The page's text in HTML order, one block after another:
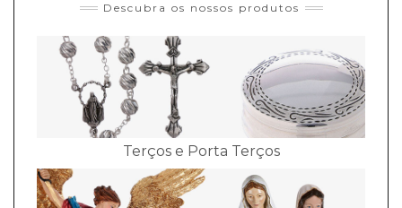
Descubra os nossos produtos
Terços e Porta Terços